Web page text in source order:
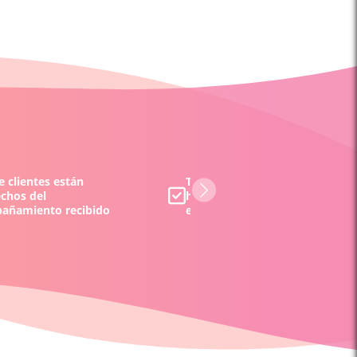
clientes están
del
recibido
Todos los tarotistas y/o
han sido evaluados por
equipo y por nuestros clientes